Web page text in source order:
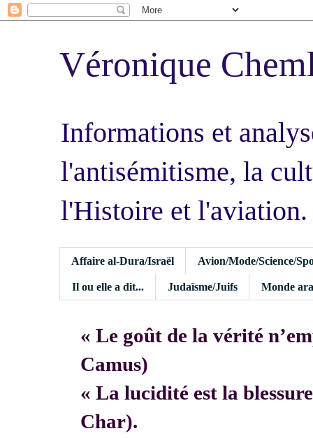
Véronique
Informations et
l'antisémitisme, la
l'Histoire et l'aviation.
Affaire al-Dura/Israël Avion/Mode/Science/
Il ou elle a dit... Judaïsme/Juifs Monde
« Le goût de la vérité
Camus)
« La lucidité est la
Char).